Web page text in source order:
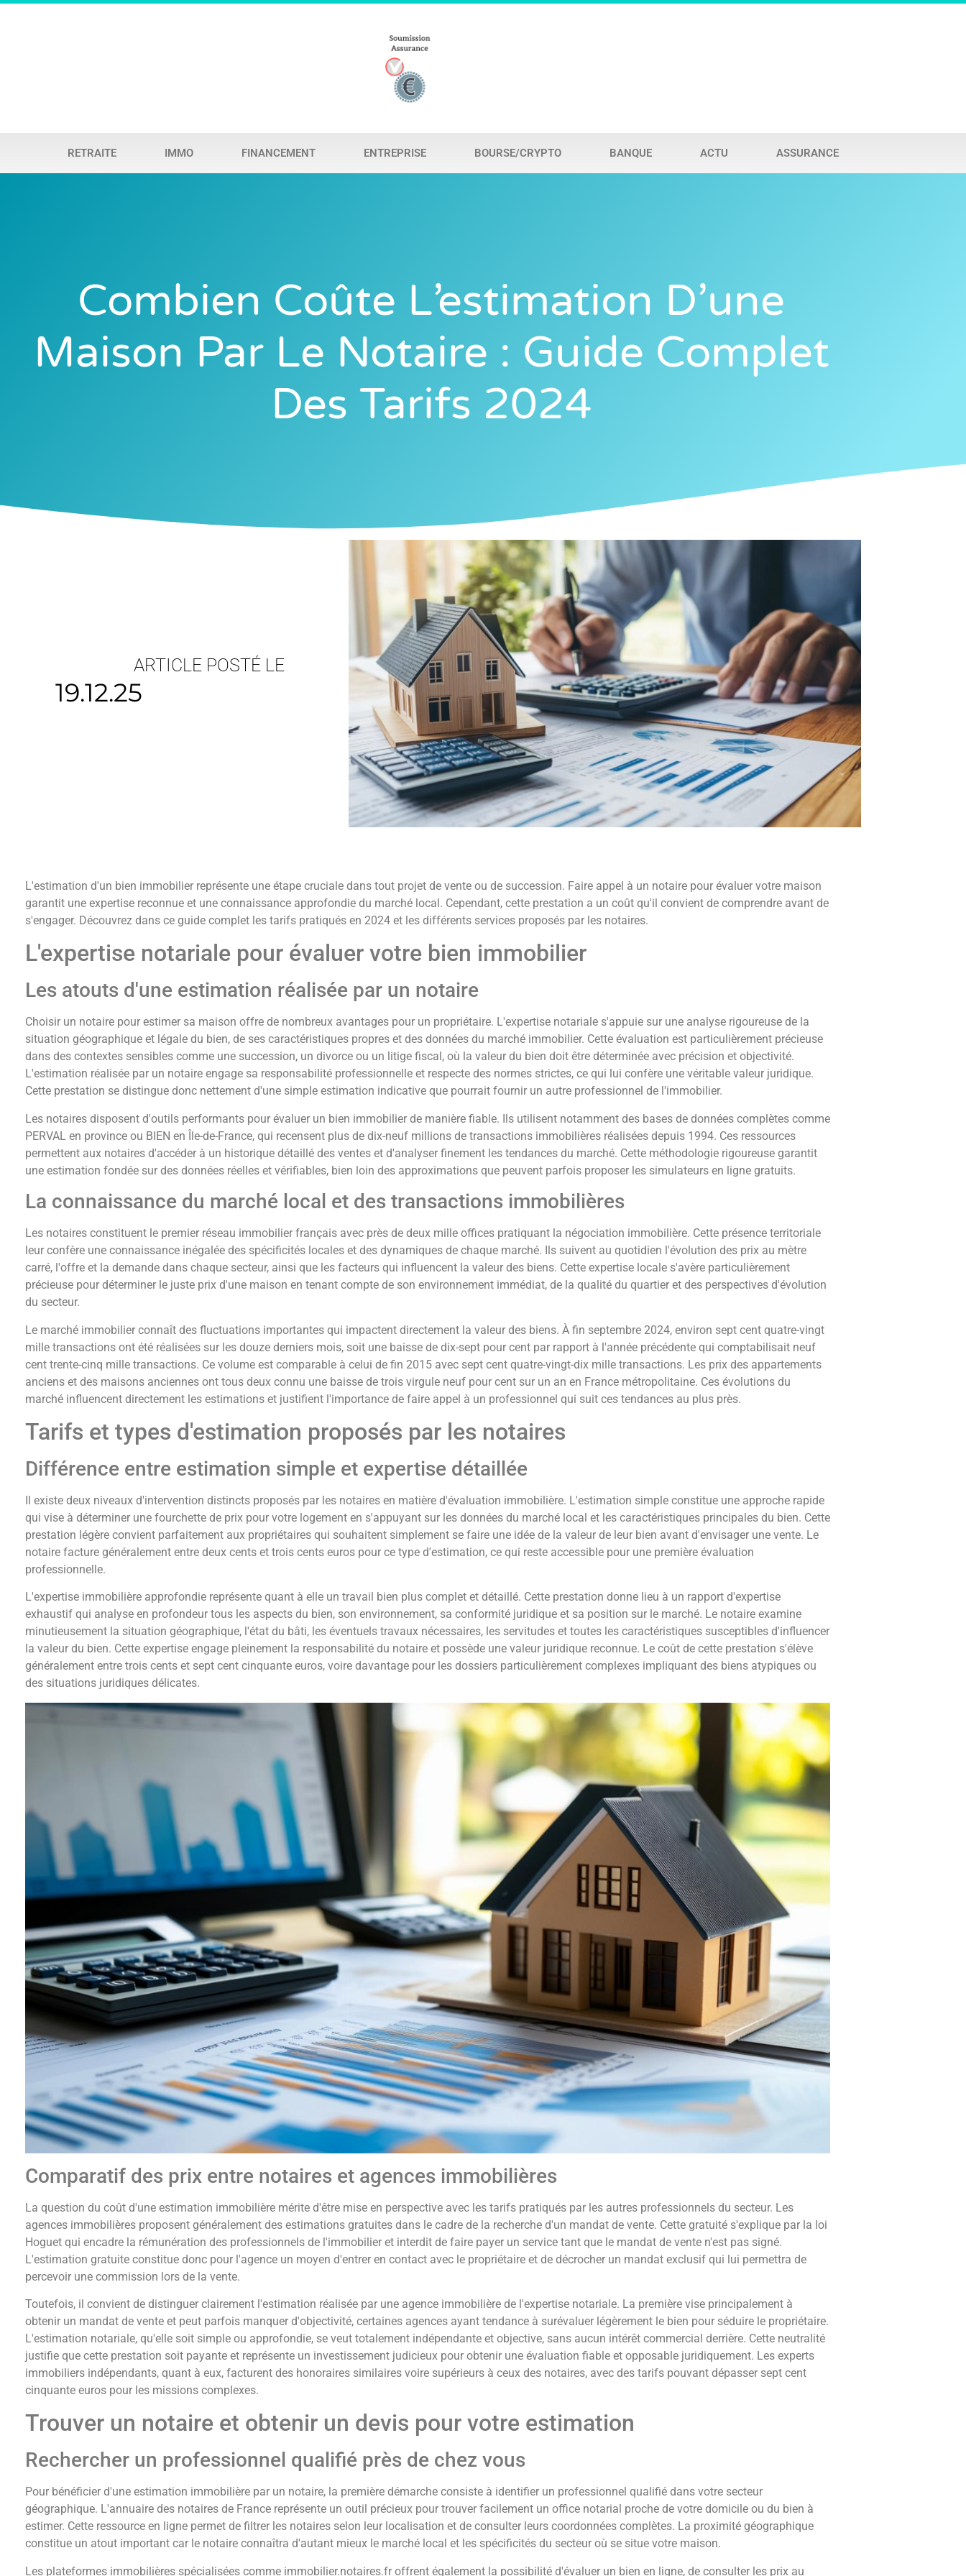
RETRAITE IMMO FINANCEMENT ENTREPRISE BOURSE/CRYPTO BANQUE ACTU ASSURANCE
Combien Coûte L’estimation D’une
Maison Par Le Notaire : Guide Complet
Des Tarifs 2024
ARTICLE POSTÉ LE
19.12.25
L'estimation d'un bien immobilier représente une étape cruciale dans tout projet de vente ou de succession. Faire appel à un notaire pour évaluer votre maison
garantit une expertise reconnue et une connaissance approfondie du marché local. Cependant, cette prestation a un coût qu'il convient de comprendre avant de
s'engager. Découvrez dans ce guide complet les tarifs pratiqués en 2024 et les différents services proposés par les notaires.
L'expertise notariale pour évaluer votre bien immobilier
Les atouts d'une estimation réalisée par un notaire
Choisir un notaire pour estimer sa maison offre de nombreux avantages pour un propriétaire. L'expertise notariale s'appuie sur une analyse rigoureuse de la
situation géographique et légale du bien, de ses caractéristiques propres et des données du marché immobilier. Cette évaluation est particulièrement précieuse
dans des contextes sensibles comme une succession, un divorce ou un litige fiscal, où la valeur du bien doit être déterminée avec précision et objectivité.
L'estimation réalisée par un notaire engage sa responsabilité professionnelle et respecte des normes strictes, ce qui lui confère une véritable valeur juridique.
Cette prestation se distingue donc nettement d'une simple estimation indicative que pourrait fournir un autre professionnel de l'immobilier.
Les notaires disposent d'outils performants pour évaluer un bien immobilier de manière fiable. Ils utilisent notamment des bases de données complètes comme
PERVAL en province ou BIEN en Île-de-France, qui recensent plus de dix-neuf millions de transactions immobilières réalisées depuis 1994. Ces ressources
permettent aux notaires d'accéder à un historique détaillé des ventes et d'analyser finement les tendances du marché. Cette méthodologie rigoureuse garantit
une estimation fondée sur des données réelles et vérifiables, bien loin des approximations que peuvent parfois proposer les simulateurs en ligne gratuits.
La connaissance du marché local et des transactions immobilières
Les notaires constituent le premier réseau immobilier français avec près de deux mille offices pratiquant la négociation immobilière. Cette présence territoriale
leur confère une connaissance inégalée des spécificités locales et des dynamiques de chaque marché. Ils suivent au quotidien l'évolution des prix au mètre
carré, l'offre et la demande dans chaque secteur, ainsi que les facteurs qui influencent la valeur des biens. Cette expertise locale s'avère particulièrement
précieuse pour déterminer le juste prix d'une maison en tenant compte de son environnement immédiat, de la qualité du quartier et des perspectives d'évolution
du secteur.
Le marché immobilier connaît des fluctuations importantes qui impactent directement la valeur des biens. À fin septembre 2024, environ sept cent quatre-vingt
mille transactions ont été réalisées sur les douze derniers mois, soit une baisse de dix-sept pour cent par rapport à l'année précédente qui comptabilisait neuf
cent trente-cinq mille transactions. Ce volume est comparable à celui de fin 2015 avec sept cent quatre-vingt-dix mille transactions. Les prix des appartements
anciens et des maisons anciennes ont tous deux connu une baisse de trois virgule neuf pour cent sur un an en France métropolitaine. Ces évolutions du
marché influencent directement les estimations et justifient l'importance de faire appel à un professionnel qui suit ces tendances au plus près.
Tarifs et types d'estimation proposés par les notaires
Différence entre estimation simple et expertise détaillée
Il existe deux niveaux d'intervention distincts proposés par les notaires en matière d'évaluation immobilière. L'estimation simple constitue une approche rapide
qui vise à déterminer une fourchette de prix pour votre logement en s'appuyant sur les données du marché local et les caractéristiques principales du bien. Cette
prestation légère convient parfaitement aux propriétaires qui souhaitent simplement se faire une idée de la valeur de leur bien avant d'envisager une vente. Le
notaire facture généralement entre deux cents et trois cents euros pour ce type d'estimation, ce qui reste accessible pour une première évaluation
professionnelle.
L'expertise immobilière approfondie représente quant à elle un travail bien plus complet et détaillé. Cette prestation donne lieu à un rapport d'expertise
exhaustif qui analyse en profondeur tous les aspects du bien, son environnement, sa conformité juridique et sa position sur le marché. Le notaire examine
minutieusement la situation géographique, l'état du bâti, les éventuels travaux nécessaires, les servitudes et toutes les caractéristiques susceptibles d'influencer
la valeur du bien. Cette expertise engage pleinement la responsabilité du notaire et possède une valeur juridique reconnue. Le coût de cette prestation s'élève
généralement entre trois cents et sept cent cinquante euros, voire davantage pour les dossiers particulièrement complexes impliquant des biens atypiques ou
des situations juridiques délicates.
Comparatif des prix entre notaires et agences immobilières
La question du coût d'une estimation immobilière mérite d'être mise en perspective avec les tarifs pratiqués par les autres professionnels du secteur. Les
agences immobilières proposent généralement des estimations gratuites dans le cadre de la recherche d'un mandat de vente. Cette gratuité s'explique par la loi
Hoguet qui encadre la rémunération des professionnels de l'immobilier et interdit de faire payer un service tant que le mandat de vente n'est pas signé.
L'estimation gratuite constitue donc pour l'agence un moyen d'entrer en contact avec le propriétaire et de décrocher un mandat exclusif qui lui permettra de
percevoir une commission lors de la vente.
Toutefois, il convient de distinguer clairement l'estimation réalisée par une agence immobilière de l'expertise notariale. La première vise principalement à
obtenir un mandat de vente et peut parfois manquer d'objectivité, certaines agences ayant tendance à surévaluer légèrement le bien pour séduire le propriétaire.
L'estimation notariale, qu'elle soit simple ou approfondie, se veut totalement indépendante et objective, sans aucun intérêt commercial derrière. Cette neutralité
justifie que cette prestation soit payante et représente un investissement judicieux pour obtenir une évaluation fiable et opposable juridiquement. Les experts
immobiliers indépendants, quant à eux, facturent des honoraires similaires voire supérieurs à ceux des notaires, avec des tarifs pouvant dépasser sept cent
cinquante euros pour les missions complexes.
Trouver un notaire et obtenir un devis pour votre estimation
Rechercher un professionnel qualifié près de chez vous
Pour bénéficier d'une estimation immobilière par un notaire, la première démarche consiste à identifier un professionnel qualifié dans votre secteur
géographique. L'annuaire des notaires de France représente un outil précieux pour trouver facilement un office notarial proche de votre domicile ou du bien à
estimer. Cette ressource en ligne permet de filtrer les notaires selon leur localisation et de consulter leurs coordonnées complètes. La proximité géographique
constitue un atout important car le notaire connaîtra d'autant mieux le marché local et les spécificités du secteur où se situe votre maison.
Les plateformes immobilières spécialisées comme immobilier.notaires.fr offrent également la possibilité d'évaluer un bien en ligne, de consulter les prix au